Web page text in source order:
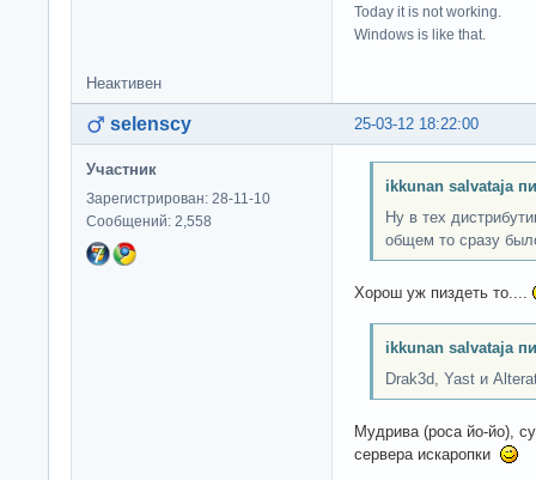
Today it is not working.
Windows is like that.
Неактивен
25-03-12 18:22:00
selenscy
Участник
Зарегистрирован: 28-11-10
Сообщений: 2,558
ikkunan salvataja
Ну в тех
общем то сразу
Хорош уж пиздеть то....
ikkunan salvataja
Drak3d, Yast и
Мудрива (роса йо-йо),
сервера искаропки